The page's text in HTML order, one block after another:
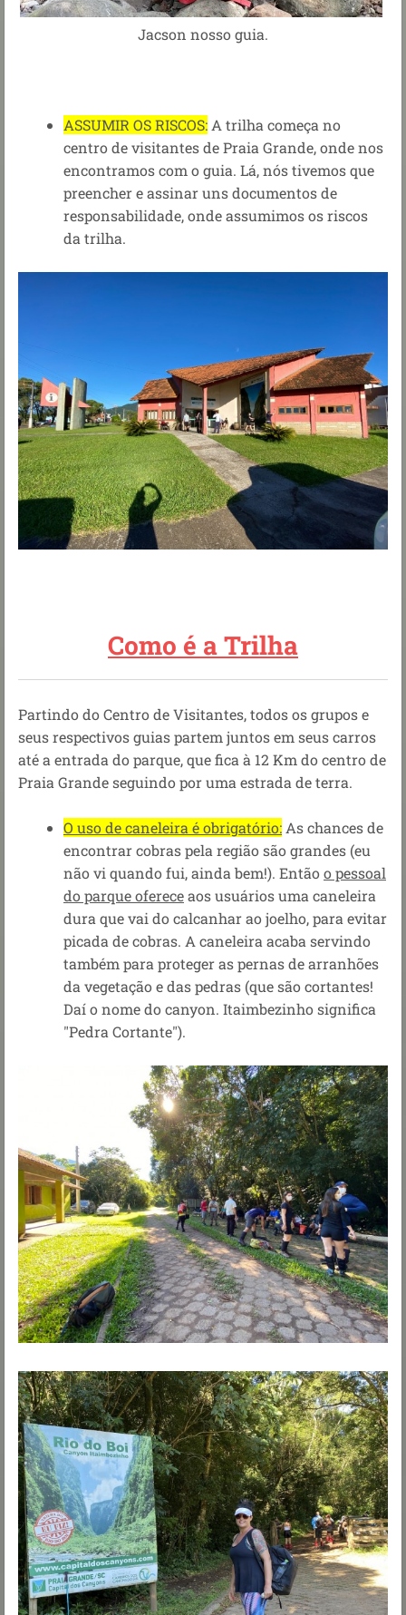
Jacson nosso guia.
ASSUMIR OS RISCOS: A trilha começa no
centro de visitantes de Praia Grande, onde nos
encontramos com o guia. Lá, nós tivemos que
preencher e assinar uns documentos de
responsabilidade, onde assumimos os riscos
da trilha.
Como é a Trilha
Partindo do Centro de Visitantes, todos os grupos e
seus respectivos guias partem juntos em seus carros
até a entrada do parque, que fica à 12 Km do centro de
Praia Grande seguindo por uma estrada de terra.
O uso de caneleira é obrigatório: As chances de
encontrar cobras pela região são grandes (eu
não vi quando fui, ainda bem!). Entãoo pessoal
do parque ofereceaos usuários uma caneleira
dura que vai do calcanhar ao joelho, para evitar
picada de cobras. A caneleira acaba servindo
também para proteger as pernas de arranhões
da vegetação e das pedras (que são cortantes!
Daí o nome do canyon. Itaimbezinho significa
"Pedra Cortante").